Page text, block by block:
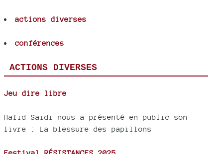
actions diverses
conférences
ACTIONS DIVERSES
Jeu dire libre
Hafid Saïdi nous a présenté en public son
livre : La blessure des papillons